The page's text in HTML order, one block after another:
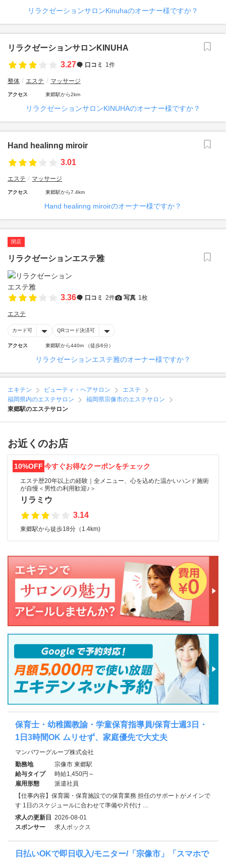
リラクゼーションサロンKinuhaのオーナー様ですか？
リラクゼーションサロンKINUHA
3.27
口コミ 1件
整体 エステ マッサージ
アクセス 東郷駅から2km
リラクゼーションサロンKINUHAのオーナー様ですか？
Hand healinng miroir
3.01
エステ マッサージ
アクセス 東郷駅から7.4km
Hand healinng miroirのオーナー様ですか？
閉店
リラクゼーションエステ雅
3.36 口コミ 2件 写真 1枚
エステ
カード可 QRコード決済可
アクセス 東郷駅から440m （徒歩6分）
リラクゼーションエステ雅のオーナー様ですか？
エキテン ビューティ・ヘアサロン
エステ
福岡県内のエステサロン
福岡県宗像市のエステサロン
東郷駅のエステサロン
お近くのお店
10%OFF 今すぐお得なクーポンをチェック
エステ歴20年以上の経験｜全メニュー、心を込めた温かいハンド施術
が自慢＜男性の利用歓迎♪＞
リラミウ
3.14
東郷駅から徒歩18分（1.4km)
保育士・幼稚園教諭・学童保育指導員/保育士週3日・
1日3時間OK ムリせず、家庭優先で大丈夫
マンパワーグループ株式会社
勤務地
宗像市 東郷駅
給与タイプ
時給1,450円～
雇用形態
派遣社員
【仕事内容】保育園・保育施設での保育業務 担任のサポートがメインで
す 1日のスケジュールに合わせて準備や片付け …
求人の更新日 2026-08-01
スポンサー
求人ボックス
日払いOKで即日収入/モニター/「宗像市」「スマホで